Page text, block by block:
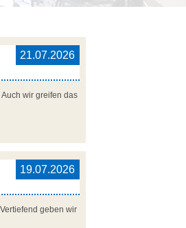
21.07.2026
wir greifen das
19.07.2026
geben wir